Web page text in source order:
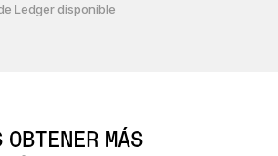
Ledger disponible
MÁS